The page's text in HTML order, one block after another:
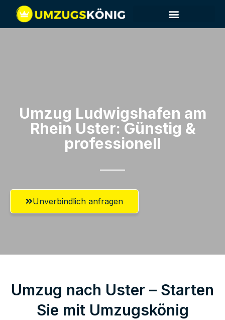
Umzug Ludwigshafen am
Rhein​ Uster: Günstig &
professionell​
Unverbindlich anfragen
Umzug nach Uster – Starten
Sie mit Umzugskönig